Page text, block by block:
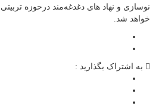
نوسازی و نهاد های دغدغه‌مند درحوزه تربیتی
خواهد شد.
به اشتراک بگذارید :